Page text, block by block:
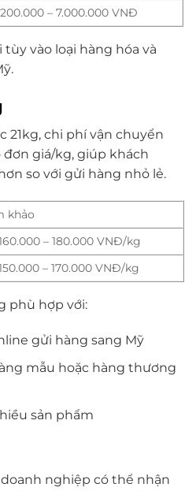
– 7.000.000 VNĐ
vào loại hàng hóa và
21kg, chi phí vận chuyển
giá/kg, giúp khách
so với gửi hàng nhỏ lẻ.
khảo
– 180.000 VNĐ/kg
– 170.000 VNĐ/kg
phù hợp với:
gửi hàng sang Mỹ
mẫu hoặc hàng thương
sản phẩm
nghiệp có thể nhận